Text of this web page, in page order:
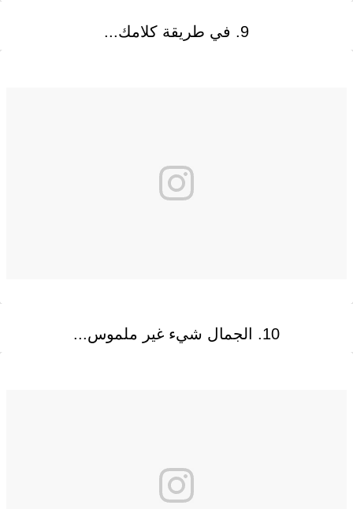
9. في طريقة كلامك...
10. الجمال شيء غير ملموس...